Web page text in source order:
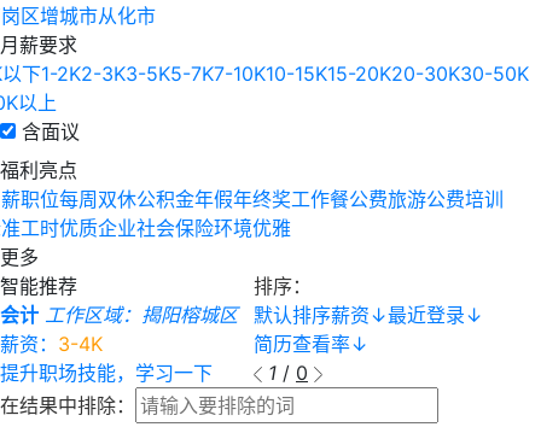
区增城市从化市
月薪要求
以下1-2K2-3K3-5K5-7K7-10K10-15K15-20K20-30K30-50K
以上
含面议
福利亮点
职位每周双休公积金年假年终奖工作餐公费旅游公费培训
工时优质企业社会保险环境优雅
更多
智能推荐
会计 工作区域：揭阳榕城区
薪资： 3-4K
提升职场技能，学习一下
排序：
默认排序薪资↓最近登录↓
简历查看率↓
1 / 0
在结果中排除：